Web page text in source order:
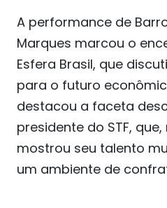
A performance de
Marques marcou o
Esfera Brasil, que
para o futuro
destacou a faceta
presidente do STF,
mostrou seu talento
um ambiente de